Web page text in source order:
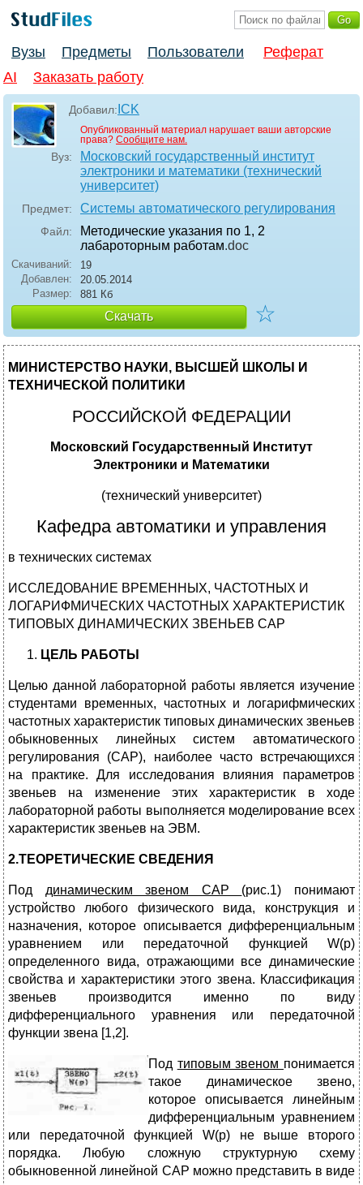
Вузы Предметы Пользователи
Реферат
AI
Заказать работу
Добавил: ICK
Опубликованный материал нарушает ваши авторские
права? Сообщите нам.
Вуз:
Московский государственный институт
электроники и математики (технический
университет)
Предмет: Системы автоматического регулирования
Файл:
Методические указания по 1, 2
лабароторным работам.doc
Скачиваний:
19
Добавлен:
20.05.2014
Размер:
881 Кб
Скачать ☆
МИНИСТЕРСТВО НАУКИ, ВЫСШЕЙ ШКОЛЫ И
ТЕХНИЧЕСКОЙ ПОЛИТИКИ
РОССИЙСКОЙ ФЕДЕРАЦИИ
Московский Государственный Институт
Электроники и Математики
(технический университет)
Кафедра автоматики и управления
в технических системах
ИССЛЕДОВАНИЕ ВРЕМЕННЫХ, ЧАСТОТНЫХ И
ЛОГАРИФМИЧЕСКИХ ЧАСТОТНЫХ ХАРАКТЕРИСТИК
ТИПОВЫХ ДИНАМИЧЕСКИХ ЗВЕНЬЕВ САР
ЦЕЛЬ РАБОТЫ
Целью данной лабораторной работы является изучение
студентами временных, частотных и логарифмических
частотных характеристик типовых динамических звеньев
обыкновенных линейных систем автоматического
регулирования (САР), наиболее часто встречающихся
на практике. Для исследования влияния параметров
звеньев на изменение этих характеристик в ходе
лабораторной работы выполняется моделирование всех
характеристик звеньев на ЭВМ.
2.ТЕОРЕТИЧЕСКИЕ СВЕДЕНИЯ
Под динамическим звеном САР (рис.1) понимают
устройство любого физического вида, конструкция и
назначения, которое описывается дифференциальным
уравнением или передаточной функцией W(p)
определенного вида, отражающими все динамические
свойства и характеристики этого звена. Классификация
звеньев производится именно по виду
дифференциального уравнения или передаточной
функции звена [1,2].
Под типовым звеном понимается
такое динамическое звено,
которое описывается линейным
дифференциальным уравнением
или передаточной функцией W(p) не выше второго
порядка. Любую сложную структурную схему
обыкновенной линейной САР можно представить в виде